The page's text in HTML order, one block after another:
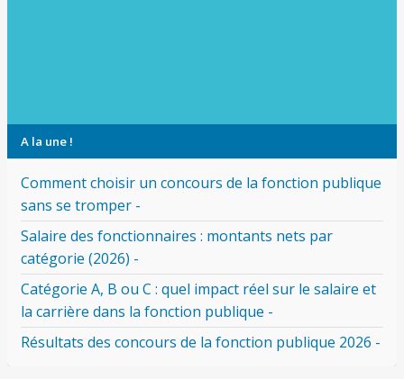
A la une !
Comment choisir un concours de la fonction publique
sans se tromper -
Salaire des fonctionnaires : montants nets par
catégorie (2026) -
Catégorie A, B ou C : quel impact réel sur le salaire et
la carrière dans la fonction publique -
Résultats des concours de la fonction publique 2026 -